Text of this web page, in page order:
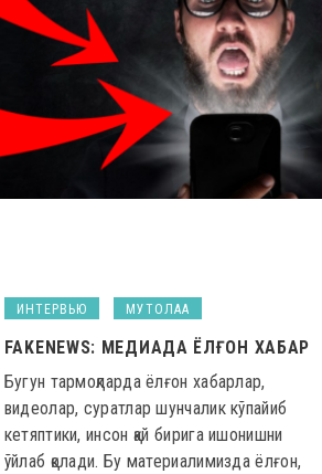
ИНТЕРВЬЮ МУТОЛАА
FAKENEWS: МЕДИАДА ЁЛҒОН ХАБАР
Бугун тармоқларда ёлғон хабарлар,
видеолар, суратлар шунчалик кўпайиб
кетяптики, инсон қай бирига ишонишни
ўйлаб қолади. Бу материалимизда ёлғон,